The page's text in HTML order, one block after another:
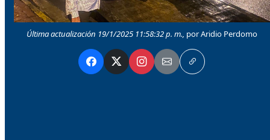
Última actualización 19/1/2025 11:58:32 p. m., por Aridio Perdomo